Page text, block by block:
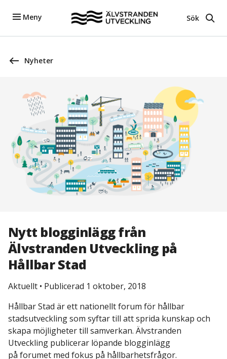
Meny Sök
Nyheter
Nytt blogginlägg från
Älvstranden Utveckling på
Hållbar Stad
Aktuellt • Publicerad 1 oktober, 2018
Hållbar Stad är ett nationellt forum för hållbar
stadsutveckling som syftar till att sprida kunskap och
skapa möjligheter till samverkan. Älvstranden
Utveckling publicerar löpande blogginlägg
på forumet med fokus på hållbarhetsfrågor.